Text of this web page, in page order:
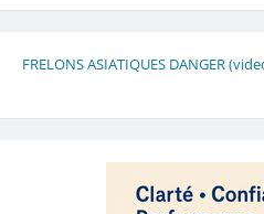
FRELONS ASIATIQUES DANGER